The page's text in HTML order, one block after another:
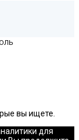
вы ищете.
для